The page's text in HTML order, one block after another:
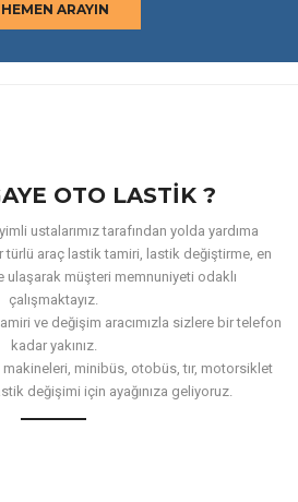
HEMEN ARAYIN
OTO LASTIK ?
ustalarımız tarafından yolda yardıma
türlü araç lastik tamiri, lastik değiştirme, en
ulaşarak müşteri memnuniyeti odaklı
çalışmaktayız.
ve değişim aracımızla sizlere bir telefon
kadar yakınız.
minibüs, otobüs, tır, motorsiklet
değişimi için ayağınıza geliyoruz.